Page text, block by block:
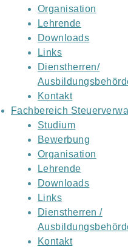
Organisation
Lehrende
Downloads
Links
Dienstherren/
Kontakt
Fachbereich
Studium
Bewerbung
Organisation
Lehrende
Downloads
Links
Dienstherren /
Kontakt